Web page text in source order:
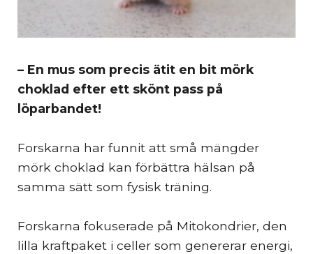
– En mus som precis ätit en bit mörk
choklad efter ett skönt pass på
löparbandet!
Forskarna har funnit att små mängder
mörk choklad kan förbättra hälsan på
samma sätt som fysisk träning.
Forskarna fokuserade på Mitokondrier, den
lilla kraftpaket i celler som genererar energi,